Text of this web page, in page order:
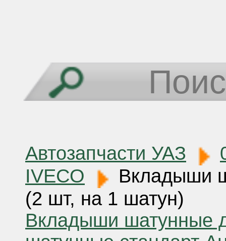
Автозапчасти УАЗ
IVECO
Вкладыши
(2 шт, на 1 шатун)
Вкладыши шатунные